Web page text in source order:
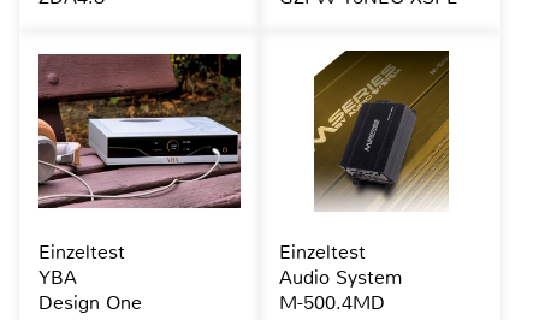
Einzeltest
YBA
Design One
Einzeltest
Audio System
M-500.4MD